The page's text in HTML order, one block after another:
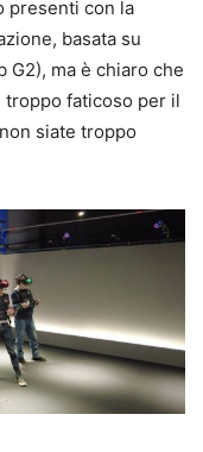
presenti con la
basata su
G2), ma è chiaro che
faticoso per il
siate troppo